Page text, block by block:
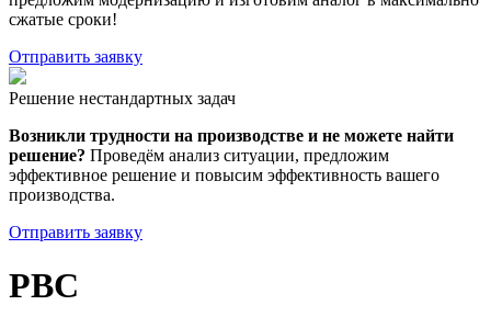
сжатые сроки!
Отправить заявку
Решение нестандартных задач
Возникли трудности на производстве и не можете найти
решение? Проведём анализ ситуации, предложим
эффективное решение и повысим эффективность вашего
производства.
Отправить заявку
РВС